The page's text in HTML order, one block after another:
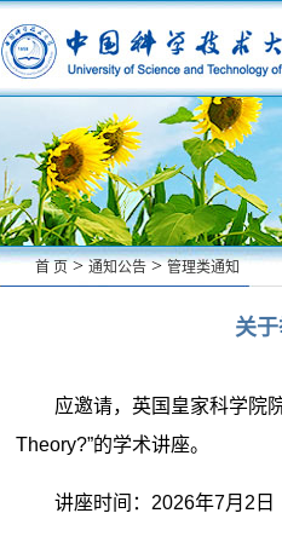
首 页>通知公告>管理类通知
关
应邀请，英国皇家科学院
Theory?”的学术讲座。
讲座时间： 2026年7月 2 日